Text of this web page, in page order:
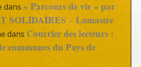
dans « Parcours de vie » par
SOLIDAIRES – Lamastre
dans Courrier des lecteurs :
communes du Pays de